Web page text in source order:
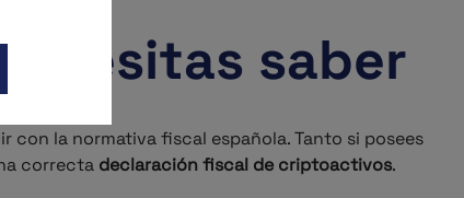
saber
la normativa fiscal española. Tanto si posees
correcta declaración fiscal de criptoactivos.